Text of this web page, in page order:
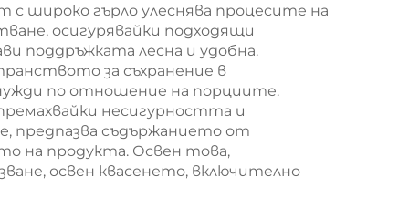
широко гърло улеснява процесите на
осигурявайки подходящи
поддръжката лесна и удобна.
за съхранение в
по отношение на порциите.
несигурността и
предпазва съдържанието от
на продукта. Освен това,
освен квасенето, включително